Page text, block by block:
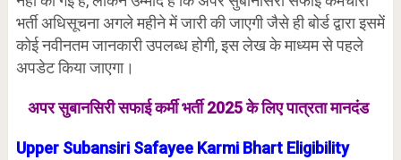
भर्ती अधिसूचना अगले महीने में जारी की जाएगी जैसे ही बोर्ड द्वारा इसमें
कोई नवीनतम जानकारी उपलब्ध होगी, इस लेख के माध्यम से पहले
अपडेट किया जाएगा।
अपर सुबानसिरी सफाई कर्मी भर्ती 2025 के लिए पात्रता मानदंड
Upper Subansiri Safayee Karmi Bhart Eligibility